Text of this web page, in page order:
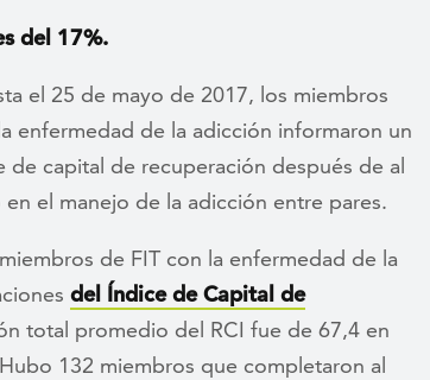
del 17%.
el 25 de mayo de 2017, los miembros
enfermedad de la adicción informaron un
capital de recuperación después de al
el manejo de la adicción entre pares.
de FIT con la enfermedad de la
del Índice de Capital de
total promedio del RCI fue de 67,4 en
132 miembros que completaron al